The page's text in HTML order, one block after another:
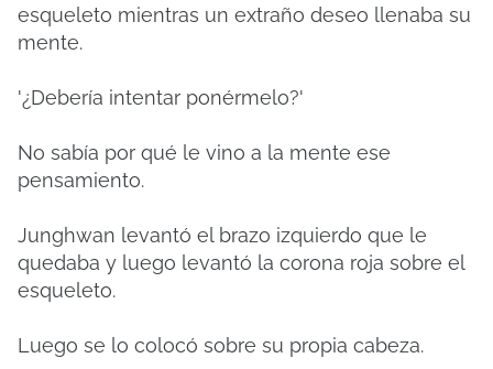
esqueleto mientras un extraño deseo llenaba su
mente.
'¿Debería intentar ponérmelo?'
No sabía por qué le vino a la mente ese
pensamiento.
Junghwan levantó el brazo izquierdo que le
quedaba y luego levantó la corona roja sobre el
esqueleto.
Luego se lo colocó sobre su propia cabeza.